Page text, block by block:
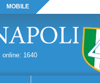
MOBILE
online: 1640